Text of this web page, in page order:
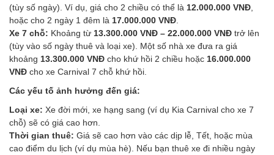
(tùy số ngày). Ví dụ, giá cho 2 chiều có thể là 12.000.000 VNĐ
hoặc cho 2 ngày 1 đêm là 17.000.000 VNĐ
Xe 7 chỗ: Khoảng từ 13.300.000 VNĐ – 22.000.000 VNĐ trở lên
(tùy vào số ngày thuê và loại xe). Một số nhà xe đưa ra giá
khoảng 13.300.000 VNĐ cho khứ hồi 2 chiều hoặc 16.000.000
VNĐ cho xe Carnival 7 chỗ khứ hồi.
Các yếu tố ảnh hưởng đến giá:
Loại xe: Xe đời mới, xe hạng sang (ví dụ Kia Carnival cho xe 7
chỗ) sẽ có giá cao hơn.
Thời gian thuê: Giá sẽ cao hơn vào các dịp lễ, Tết, hoặc mùa
cao điểm du lịch (ví dụ mùa hè). Nếu bạn thuê xe đi nhiều ngày